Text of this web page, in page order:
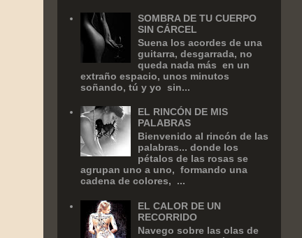
SOMBRA DE TU CUERPO
SIN CÁRCEL
Suena los acordes de una
guitarra, desgarrada, no
queda nada más en un
extraño espacio, unos minutos
soñando, tú y yo sin...
EL RINCÓN DE MIS
PALABRAS
Bienvenido al rincón de las
palabras... donde los
pétalos de las rosas se
agrupan uno a uno, formando una
cadena de colores, ...
EL CALOR DE UN
RECORRIDO
Navego sobre las olas de